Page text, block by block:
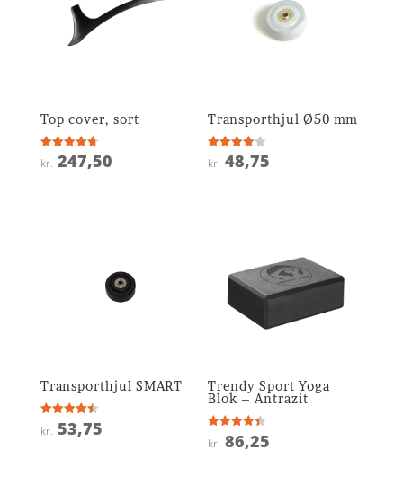
Top cover, sort
Vurderet
4.7
kr. 247,50
Transporthjul Ø50 mm
Vurderet
4
kr. 48,75
Transporthjul SMART
Vurderet
4.5
kr. 53,75
Trendy Sport Yoga
Blok – Antrazit
Vurderet
4.4
kr. 86,25